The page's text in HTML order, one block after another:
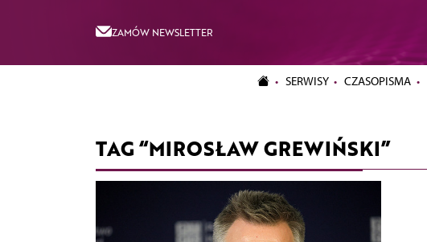
ZAMÓW NEWSLETTER
SERWISY CZASOPISMA
TAG “MIROSŁAW GREWIŃSKI”